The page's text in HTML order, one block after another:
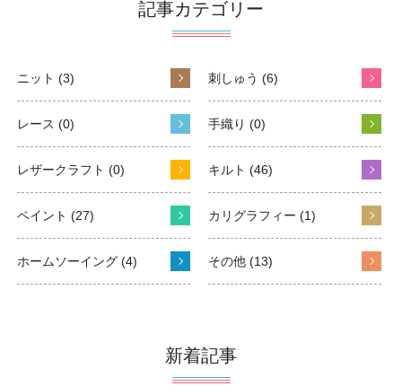
記事カテゴリー
ニット (3) 刺しゅう (6)
レース (0) 手織り (0)
レザークラフト (0) キルト (46)
ペイント (27) カリグラフィー (1)
ホームソーイング (4) その他 (13)
新着記事